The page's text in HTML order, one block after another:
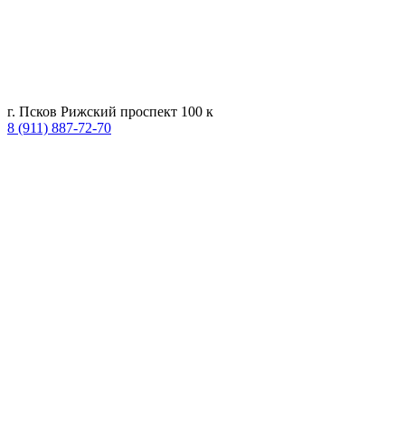
г. Псков Рижский проспект 100 к
8 (911) 887-72-70